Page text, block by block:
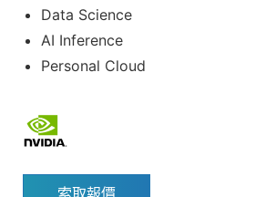
Data Science
AI Inference
Personal Cloud